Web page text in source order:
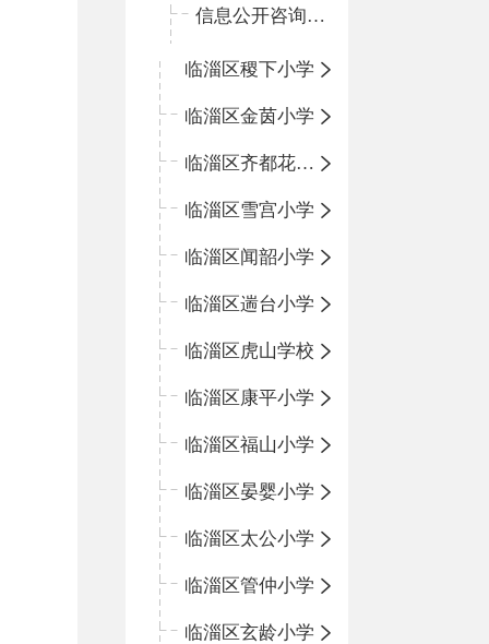
信息公开咨询指南
临淄区稷下小学
临淄区金茵小学
临淄区齐都花园小学
临淄区雪宫小学
临淄区闻韶小学
临淄区遄台小学
临淄区虎山学校
临淄区康平小学
临淄区福山小学
临淄区晏婴小学
临淄区太公小学
临淄区管仲小学
临淄区玄龄小学